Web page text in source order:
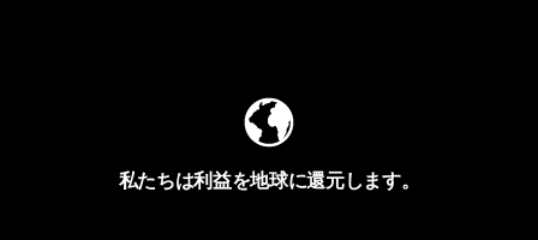
私たちは利益を地球に還元します。